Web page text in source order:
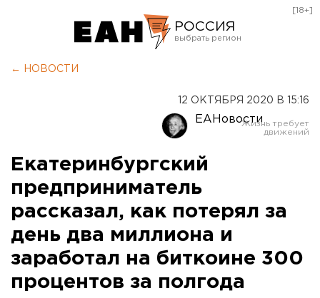
РОССИЯ
Оренбург
[18+]
← НОВОСТИ
12 ОКТЯБРЯ 2020 В 15:16
ЕАНовости
Екатеринбургский
предприниматель
рассказал, как потерял за
день два миллиона и
заработал на биткоине 300
процентов за полгода